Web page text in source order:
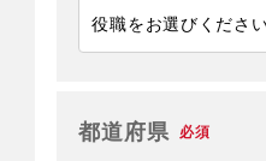
都道府県 必須